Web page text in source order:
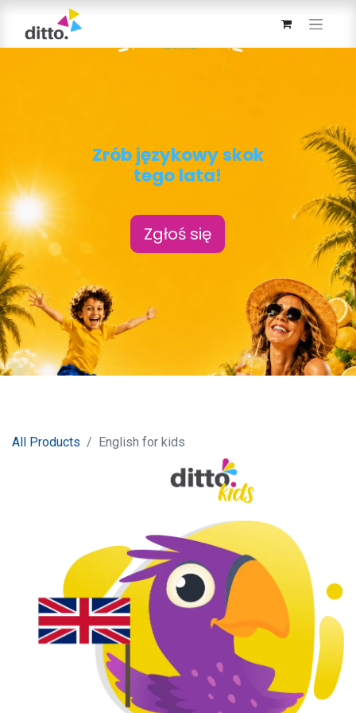
Zgłoś się
Zrób językowy skok
tego lata!
All Products English for kids